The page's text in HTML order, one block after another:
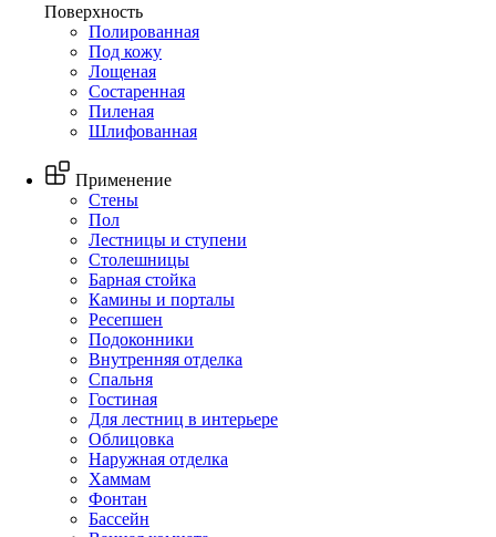
Поверхность
Полированная
Под кожу
Лощеная
Состаренная
Пиленая
Шлифованная
Применение
Стены
Пол
Лестницы и ступени
Столешницы
Барная стойка
Камины и порталы
Ресепшен
Подоконники
Внутренняя отделка
Спальня
Гостиная
Для лестниц в интерьере
Облицовка
Наружная отделка
Хаммам
Фонтан
Бассейн